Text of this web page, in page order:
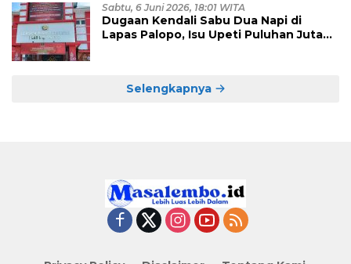
Sabtu, 6 Juni 2026, 18:01 WITA
Dugaan Kendali Sabu Dua Napi di
Lapas Palopo, Isu Upeti Puluhan Juta
Selengkapnya